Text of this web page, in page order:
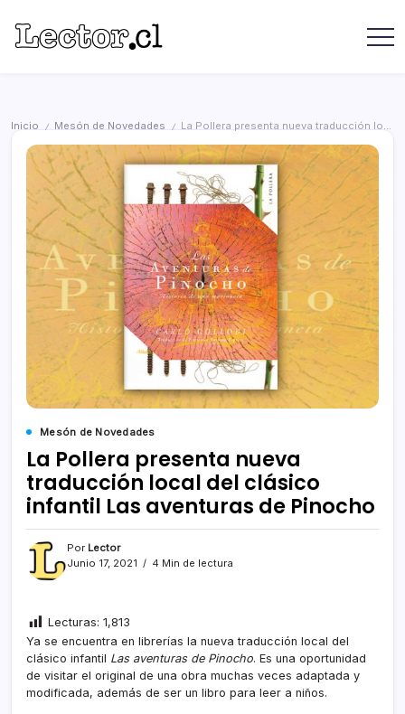
contenido
de
editoriales
independientes
chilenas
Chilena
Inicio / Mesón de Novedades / La Pollera presenta nueva traducción local del clásico infantil Las aventuras de Pinocho
Mesón de Novedades
La Pollera presenta nueva
traducción local del clásico
infantil Las aventuras de Pinocho
Por Lector
Junio 17, 2021
4 Min de lectura
Lecturas: 1,813
Ya se encuentra en librerías la nueva traducción local del
clásico infantil Las aventuras de Pinocho. Es una oportunidad
de visitar el original de una obra muchas veces adaptada y
modificada, además de ser un libro para leer a niños.